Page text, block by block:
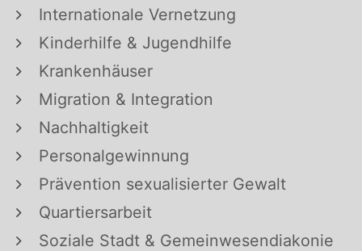
Internationale Vernetzung
Kinderhilfe & Jugendhilfe
Krankenhäuser
Migration & Integration
Nachhaltigkeit
Personalgewinnung
Prävention sexualisierter Gewalt
Quartiersarbeit
Soziale Stadt & Gemeinwesendiakonie